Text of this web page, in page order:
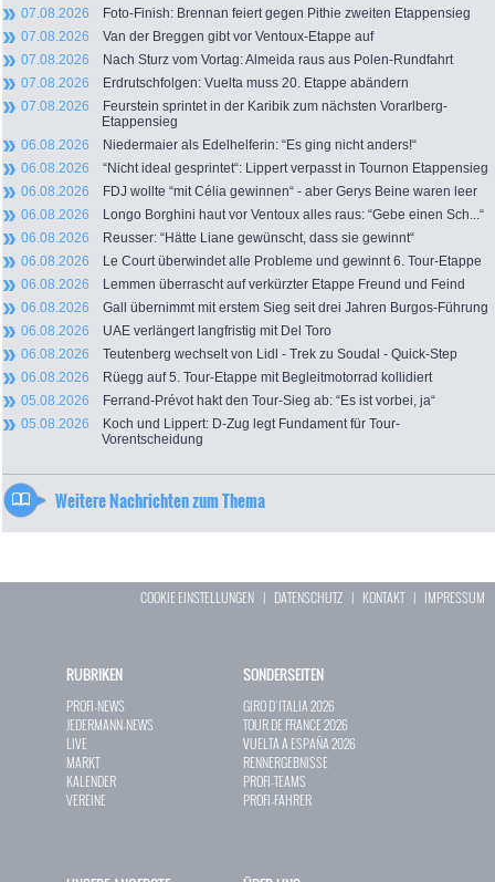
07.08.2026 Foto-Finish: Brennan feiert gegen Pithie zweiten Etappensieg
07.08.2026 Van der Breggen gibt vor Ventoux-Etappe auf
07.08.2026 Nach Sturz vom Vortag: Almeida raus aus Polen-Rundfahrt
07.08.2026 Erdrutschfolgen: Vuelta muss 20. Etappe abändern
07.08.2026 Feurstein sprintet in der Karibik zum nächsten Vorarlberg-
Etappensieg
06.08.2026 Niedermaier als Edelhelferin: “Es ging nicht anders!“
06.08.2026 “Nicht ideal gesprintet“: Lippert verpasst in Tournon Etappensieg
06.08.2026 FDJ wollte “mit Célia gewinnen“ - aber Gerys Beine waren leer
06.08.2026 Longo Borghini haut vor Ventoux alles raus: “Gebe einen Sch...“
06.08.2026 Reusser: “Hätte Liane gewünscht, dass sie gewinnt“
06.08.2026 Le Court überwindet alle Probleme und gewinnt 6. Tour-Etappe
06.08.2026 Lemmen überrascht auf verkürzter Etappe Freund und Feind
06.08.2026 Gall übernimmt mit erstem Sieg seit drei Jahren Burgos-Führung
06.08.2026 UAE verlängert langfristig mit Del Toro
06.08.2026 Teutenberg wechselt von Lidl - Trek zu Soudal - Quick-Step
06.08.2026 Rüegg auf 5. Tour-Etappe mit Begleitmotorrad kollidiert
05.08.2026 Ferrand-Prévot hakt den Tour-Sieg ab: “Es ist vorbei, ja“
05.08.2026 Koch und Lippert: D-Zug legt Fundament für Tour-
Vorentscheidung
Weitere Nachrichten zum Thema
COOKIE EINSTELLUNGEN | DATENSCHUTZ | KONTAKT| IMPRESSUM
RUBRIKEN
PROFI-NEWS
JEDERMANN-NEWS
LIVE
MARKT
KALENDER
VEREINE
SONDERSEITEN
GIRO D`ITALIA 2026
TOUR DE FRANCE 2026
VUELTA A ESPAÑA 2026
RENNERGEBNISSE
PROFI-TEAMS
PROFI-FAHRER